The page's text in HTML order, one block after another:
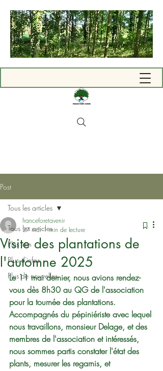
Post
Tous les articles
Plus loin
Plus d'infos
Plus de nouvelles
Tous les articles
Visite des plantations de
l'automne 2025
franceforetavenir
27 mai 1 min de lecture
Le 11 mai dernier, nous avions rendez-
vous dès 8h30 au QG de l'association
pour la tournée des plantations.
Accompagnés du pépiniériste avec lequel
nous travaillons, monsieur Delage, et des
membres de l'association et intéressés,
nous sommes partis constater l'état des
plants, mesurer les regarnis, et